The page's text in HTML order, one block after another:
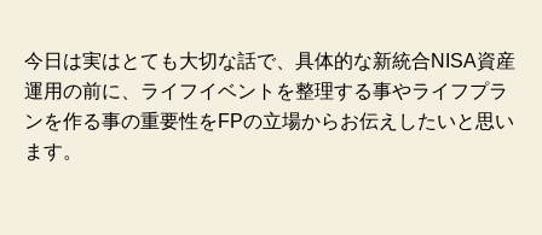
今日は実はとても大切な話で、具体的な新統合NISA資産
運用の前に、ライフイベントを整理する事やライフプラ
ンを作る事の重要性をFPの立場からお伝えしたいと思い
ます。